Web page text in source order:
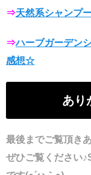
⇒天然系シャンプ
⇒ハーブガーデン
感想☆
あり
最後までご覧頂き
ぜひご覧ください♪